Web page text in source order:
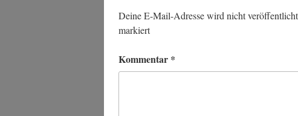
Deine E-Mail-Adresse wird nicht
markiert
Kommentar *